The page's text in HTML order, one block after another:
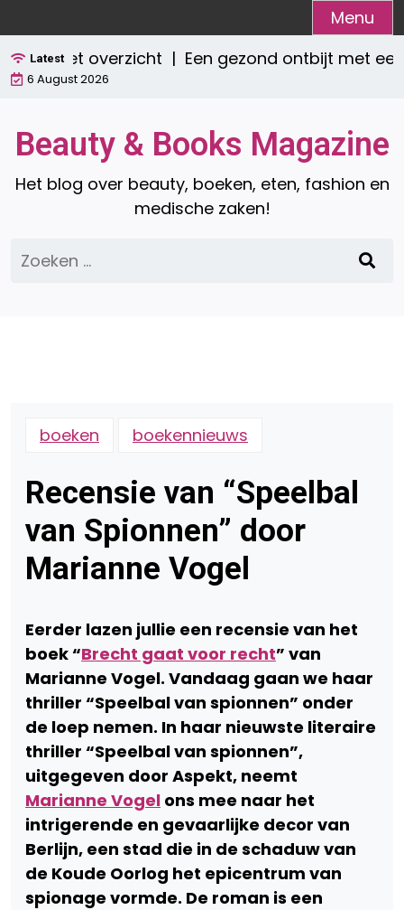
naar
de
inhoud
Menu
Latest overzicht | Een gezond ontbijt met
6 August 2026
Beauty & Books Magazine
Het blog over beauty, boeken, eten, fashion en
medische zaken!
Zoeken
naar:
boeken boekennieuws
Recensie van “Speelbal
van Spionnen” door
Marianne Vogel
Eerder lazen jullie een recensie van het
boek “Brecht gaat voor recht” van
Marianne Vogel. Vandaag gaan we haar
thriller “Speelbal van spionnen” onder
de loep nemen. In haar nieuwste literaire
thriller “Speelbal van spionnen”,
uitgegeven door Aspekt, neemt
Marianne Vogel ons mee naar het
intrigerende en gevaarlijke decor van
Berlijn, een stad die in de schaduw van
de Koude Oorlog het epicentrum van
spionage vormde. De roman is een